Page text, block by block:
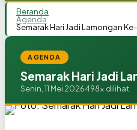
Beranda
Agenda
Semarak Hari Jadi Lamongan
AGENDA
Semarak Hari Jadi
Senin, 11 Mei 2026498x dilihat